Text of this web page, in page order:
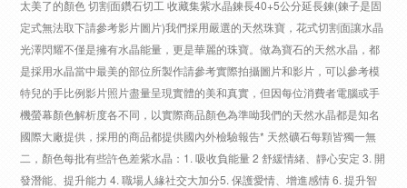
太美了的顏色 切割面鑽石切工 收藏集紫水晶鍊長40+5公分延長鍊(鍊子是固
定式無法取下請參考影片圖片)我們採用嚴選的天然珠寶，花式切割面讓水晶
光澤閃耀不僅是擁有水晶能量，更是華麗的珠寶。做為寶石的天然水晶，都
是採用水晶當中最美的部位所製作請參考實際拍攝圖片和影片，可以參考模
特兒的手比例影片照片盡量呈現實體的美和真實，但因每位消費者電腦或手
機螢幕顏色解析度各不同，以實際商品顏色為準呦我們的天然水晶都是知名
國際大廠提供，採用的商品都提供國內外檢驗報告* 天然礦石每顆皆獨一無
二，顏色每批有些許色差紫水晶：1. 吸收負能量 2 舒緩情緒、靜心安定 3. 開
發潛能、提升能力 4. 職場人緣社交大加分5. 保護愛情、增進感情 6. 提升智